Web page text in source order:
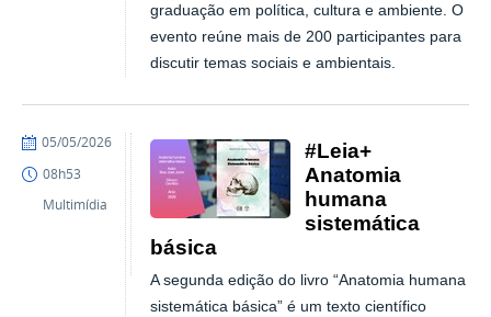
graduação em política, cultura e ambiente. O
evento reúne mais de 200 participantes para
discutir temas sociais e ambientais.
#Leia+
Anatomia
humana
sistemática
básica
A segunda edição do livro “Anatomia humana
sistemática básica” é um texto científico
publicado
05/05/2026
08h53
Multimídia